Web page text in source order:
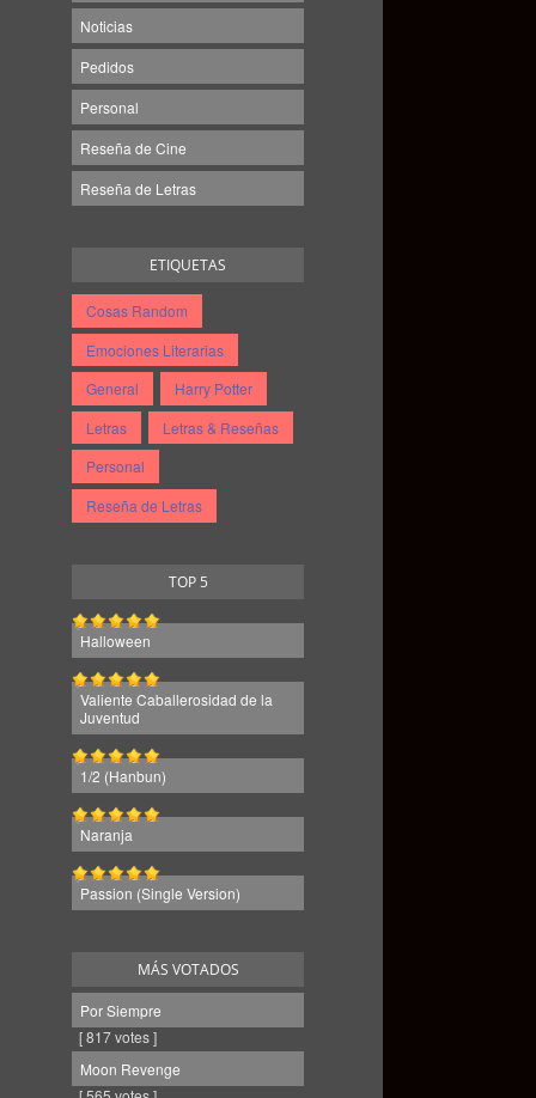
Noticias
Pedidos
Personal
Reseña de Cine
Reseña de Letras
ETIQUETAS
Cosas Random
Emociones Literarias
General
Harry Potter
Letras
Letras & Reseñas
Personal
Reseña de Letras
TOP 5
Halloween
Valiente Caballerosidad de la
Juventud
1/2 (Hanbun)
Naranja
Passion (Single Version)
MÁS VOTADOS
Por Siempre
[ 817 votes ]
Moon Revenge